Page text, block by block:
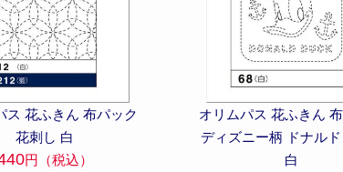
ス 花ふきん 布パック
花刺し 白
円（税込）
オリムパス 花ふきん
ディズニー柄 ドナル
白